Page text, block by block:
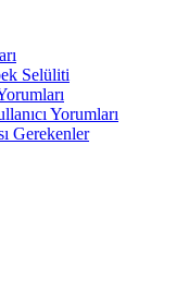
Selüliti
Yorumları
Gerekenler